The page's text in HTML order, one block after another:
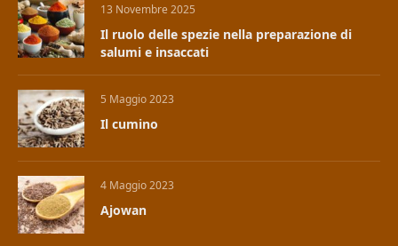
13 Novembre 2025
Il ruolo delle spezie nella preparazione di
salumi e insaccati
5 Maggio 2023
Il cumino
4 Maggio 2023
Ajowan